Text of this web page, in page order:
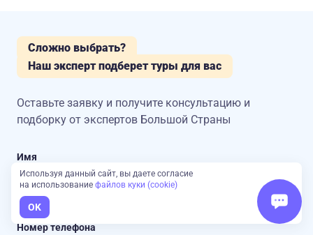
Сложно выбрать?
Наш эксперт подберет туры для вас
Оставьте заявку и получите консультацию и
подборку от экспертов Большой Страны
Имя
Номер телефона
Используя данный сайт, вы даете согласие
на использование файлов куки (cookie)
OK